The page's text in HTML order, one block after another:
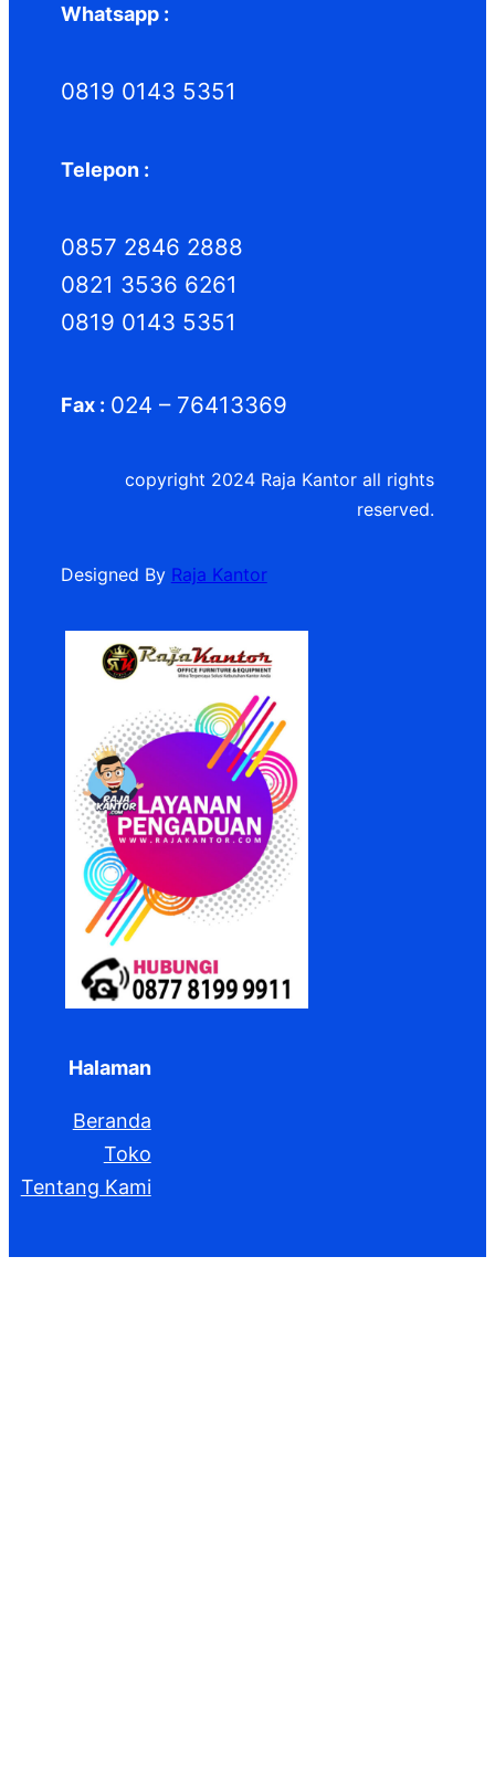
Whatsapp :
0819 0143 5351
Telepon :
0857 2846 2888
0821 3536 6261
0819 0143 5351
Fax : 024 – 76413369
copyright 2024 Raja Kantor all rights
reserved.
Designed By Raja Kantor
Halaman
Beranda
Toko
Tentang Kami